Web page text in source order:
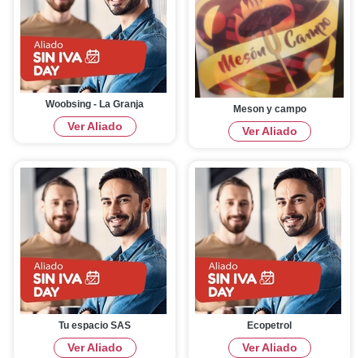
Woobsing - La Granja
Ver Aliado
Meson y campo
Ver Aliado
Tu espacio SAS
Ver Aliado
Ecopetrol
Ver Aliado